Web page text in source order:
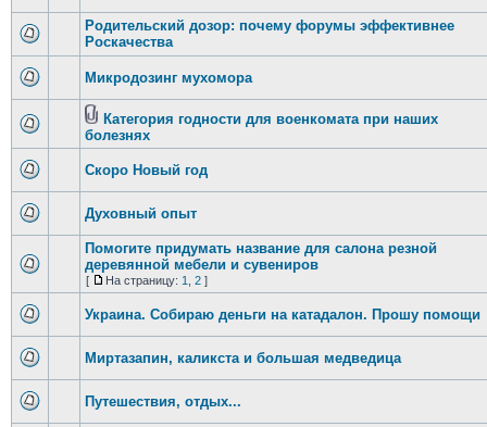
Родительский дозор: почему форумы эффективнее
Роскачества
Микродозинг мухомора
Категория годности для военкомата при наших
болезнях
Скоро Новый год
Духовный опыт
Помогите придумать название для салона резной
деревянной мебели и сувениров
[ На страницу: 1 2]
Украина. Собираю деньги на катадалон. Прошу помощи
Миртазапин, каликста и большая медведица
Путешествия, отдых...